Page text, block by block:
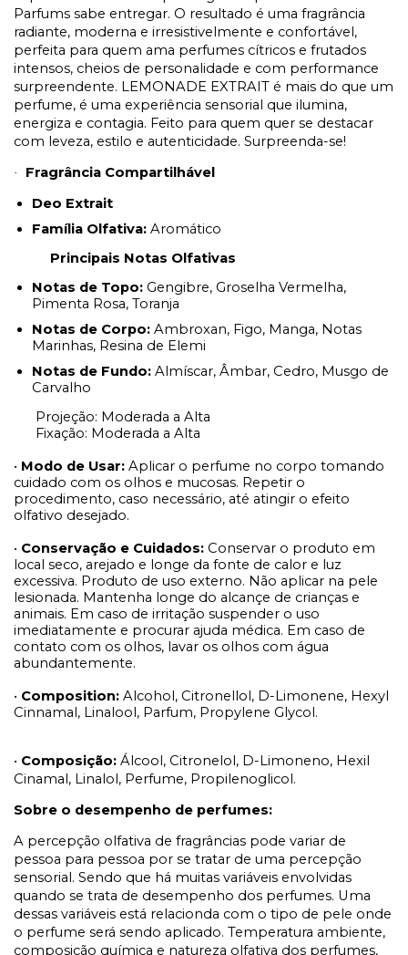
Parfums sabe entregar. O resultado é uma fragrância
radiante, moderna e irresistivelmente e confortável,
perfeita para quem ama perfumes cítricos e frutados
intensos, cheios de personalidade e com performance
surpreendente. LEMONADE EXTRAIT é mais do que um
perfume, é uma experiência sensorial que ilumina,
energiza e contagia. Feito para quem quer se destacar
com leveza, estilo e autenticidade. Surpreenda-se!
·
Fragrância Compartilhável
Deo Extrait
Família Olfativa: Aromático
Principais Notas Olfativas
Notas de Topo: Gengibre, Groselha Vermelha,
Pimenta Rosa, Toranja
Notas de Corpo: Ambroxan, Figo, Manga, Notas
Marinhas, Resina de Elemi
Notas de Fundo: Almíscar, Âmbar, Cedro, Musgo de
Carvalho
Projeção: Moderada a Alta
Fixação: Moderada a Alta
• Modo de Usar: Aplicar o perfume no corpo tomando
cuidado com os olhos e mucosas. Repetir o
procedimento, caso necessário, até atingir o efeito
olfativo desejado.
• Conservação e Cuidados: Conservar o produto em
local seco, arejado e longe da fonte de calor e luz
excessiva. Produto de uso externo. Não aplicar na pele
lesionada. Mantenha longe do alcançe de crianças e
animais. Em caso de irritação suspender o uso
imediatamente e procurar ajuda médica. Em caso de
contato com os olhos, lavar os olhos com água
abundantemente.
• Composition: Alcohol, Citronellol, D-Limonene, Hexyl
Cinnamal, Linalool, Parfum, Propylene Glycol.
• Composição: Álcool, Citronelol, D-Limoneno, Hexil
Cinamal, Linalol, Perfume, Propilenoglicol.
Sobre o desempenho de perfumes:
A percepção olfativa de fragrâncias pode variar de
pessoa para pessoa por se tratar de uma percepção
sensorial. Sendo que há muitas variáveis envolvidas
quando se trata de desempenho dos perfumes. Uma
dessas variáveis está relacionda com o tipo de pele onde
o perfume será sendo aplicado. Temperatura ambiente,
composição química e natureza olfativa dos perfumes,